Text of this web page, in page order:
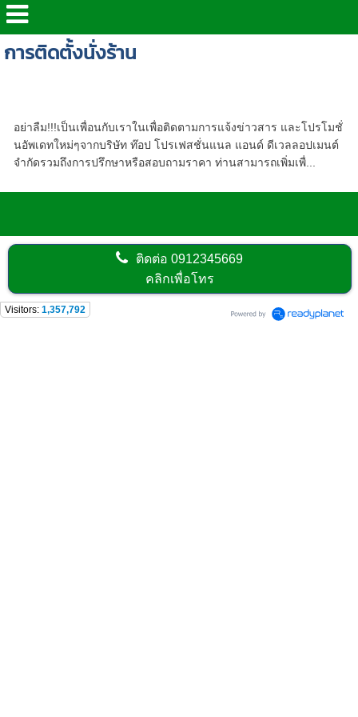
การติดตั้งนั่งร้าน
อย่าลืม!!!เป็นเพื่อนกับเราในเพื่อติดตามการแจ้งข่าวสาร และโปรโมชั่
นอัพเดทใหม่ๆจากบริษัท ท๊อป โปรเฟสชั่นแนล แอนด์ ดีเวลลอปเมนต์
จำกัดรวมถึงการปรึกษาหรือสอบถามราคา ท่านสามารถเพิ่มเพื่...
ติดต่อ0912345669
คลิกเพื่อโทร
Visitors: 1,357,792